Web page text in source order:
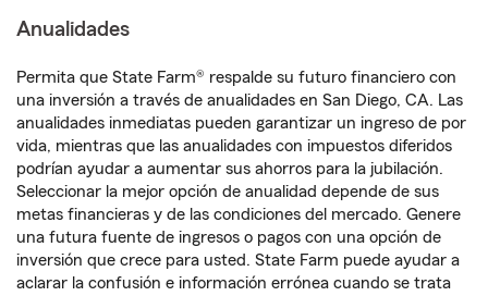
Anualidades
Permita que State Farm® respalde su futuro financiero con
una inversión a través de anualidades en San Diego, CA. Las
anualidades inmediatas pueden garantizar un ingreso de por
vida, mientras que las anualidades con impuestos diferidos
podrían ayudar a aumentar sus ahorros para la jubilación.
Seleccionar la mejor opción de anualidad depende de sus
metas financieras y de las condiciones del mercado. Genere
una futura fuente de ingresos o pagos con una opción de
inversión que crece para usted. State Farm puede ayudar a
aclarar la confusión e información errónea cuando se trata